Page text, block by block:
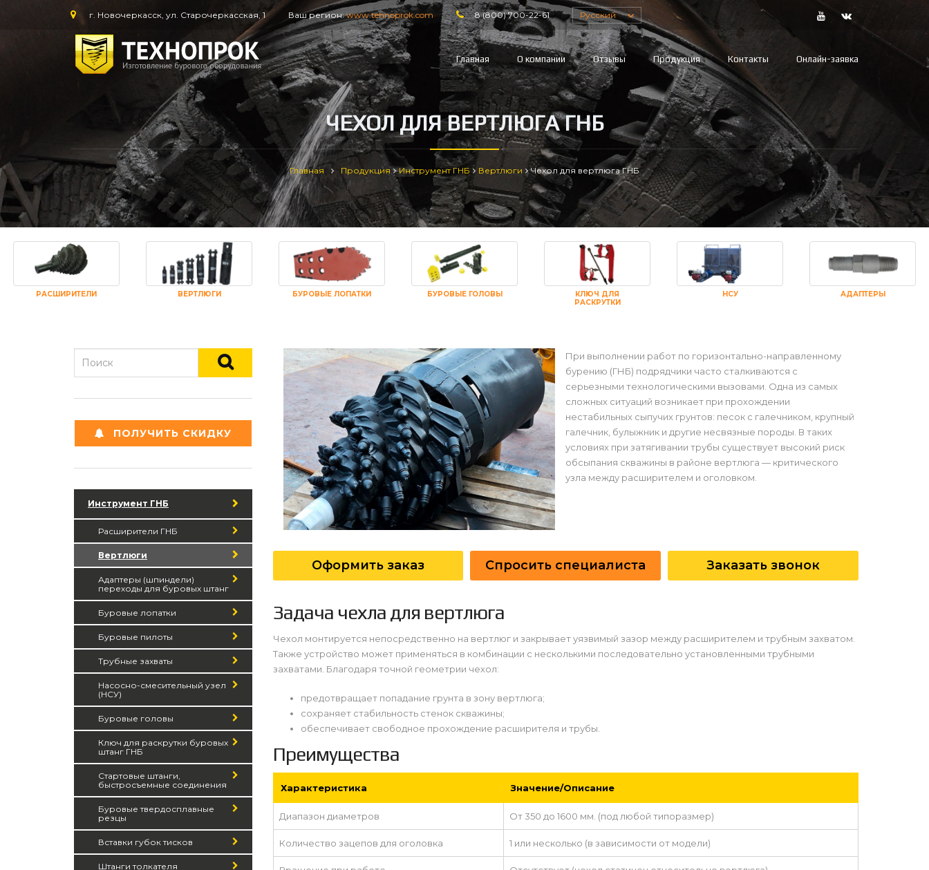
г. Новочеркасск, ул. Старочеркасская, 1 Ваш регион:www.tehnoprok.com 8 (800) 700-22-61 Русский
Главная О компании Отзывы Продукция Контакты Онлайн-заявка
ЧЕХОЛ ДЛЯ ВЕРТЛЮГА ГНБ
Главная Продукция Инструмент ГНБ Вертлюги Чехол для вертлюга ГНБ
РАСШИРИТЕЛИ ВЕРТЛЮГИ БУРОВЫЕ ЛОПАТКИ БУРОВЫЕ ГОЛОВЫ
КЛЮЧ ДЛЯ
РАСКРУТКИ
НСУ АДАПТЕРЫ
При выполнении работ по горизонтально-направленному
бурению (ГНБ) подрядчики часто сталкиваются с
серьезными технологическими вызовами. Одна из самых
сложных ситуаций возникает при прохождении
нестабильных сыпучих грунтов: песок с галечником, крупный
галечник, булыжник и другие несвязные породы. В таких
условиях при затягивании трубы существует высокий риск
обсыпания скважины в районе вертлюга — критического
узла между расширителем и оголовком.
Оформить заказ Спросить специалиста Заказать звонок
Задача чехла для вертлюга
Чехол монтируется непосредственно на вертлюг и закрывает уязвимый зазор между расширителем и трубным захватом.
Также устройство может применяться в комбинации с несколькими последовательно установленными трубными
захватами. Благодаря точной геометрии чехол:
предотвращает попадание грунта в зону вертлюга;
сохраняет стабильность стенок скважины;
обеспечивает свободное прохождение расширителя и трубы.
Преимущества
Характеристика Значение/Описание
Диапазон диаметров От 350 до 1600 мм. (под любой типоразмер)
Количество зацепов для оголовка 1 или несколько (в зависимости от модели)
ПОЛУЧИТЬ СКИДКУ
Инструмент ГНБ
Расширители ГНБ
Вертлюги
Адаптеры (шпиндели)
переходы для буровых штанг
Буровые лопатки
Буровые пилоты
Трубные захваты
Насосно-смесительный узел
(НСУ)
Буровые головы
Ключ для раскрутки буровых
штанг ГНБ
Стартовые штанги,
быстросъемные соединения
Буровые твердосплавные
резцы
Вставки губок тисков
Штанги толкателя